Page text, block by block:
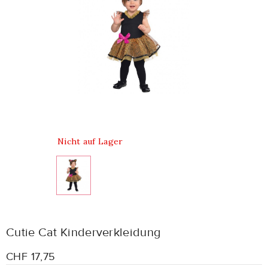
Nicht auf Lager
Cutie Cat Kinderverkleidung
CHF 17,75